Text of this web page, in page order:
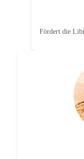
Fördert die